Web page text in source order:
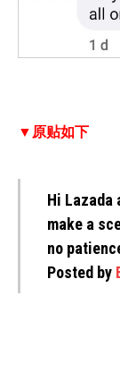
▼原贴如下
Hi Lazada
make a
no
Posted by